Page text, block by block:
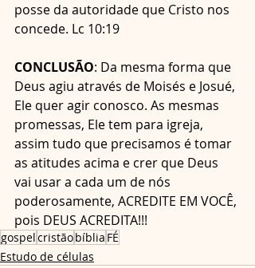
posse da autoridade que Cristo nos
concede. Lc 10:19
CONCLUSÃO: Da mesma forma que
Deus agiu através de Moisés e Josué,
Ele quer agir conosco. As mesmas
promessas, Ele tem para igreja,
assim tudo que precisamos é tomar
as atitudes acima e crer que Deus
vai usar a cada um de nós
poderosamente, ACREDITE EM VOCÊ,
pois DEUS ACREDITA!!!
gospelcristãobíblia FÉ
Estudo de células